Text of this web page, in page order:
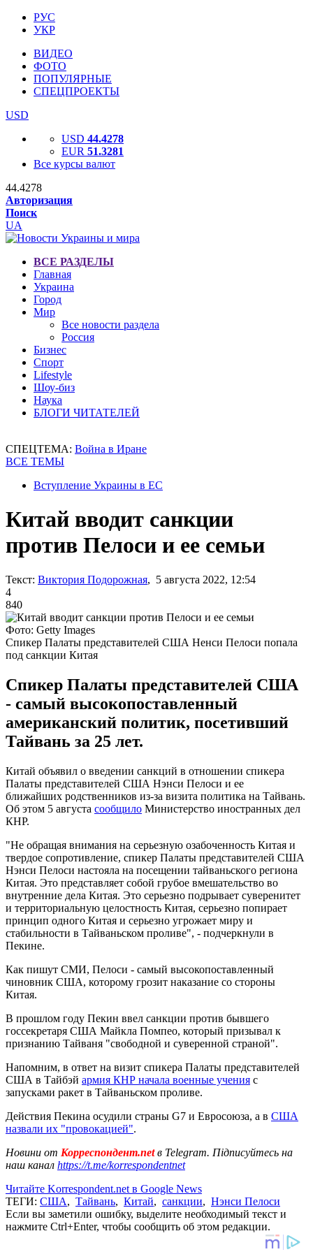
РУС
УКР
ВИДЕО
ФОТО
ПОПУЛЯРНЫЕ
СПЕЦПРОЕКТЫ
USD
USD 44.4278
EUR 51.3281
Все курсы валют
44.4278
Авторизация
Поиск
UA
ВСЕ РАЗДЕЛЫ
Главная
Украина
Город
Мир
Все новости раздела
Россия
Бизнес
Спорт
Lifestyle
Шоу-биз
Наука
БЛОГИ ЧИТАТЕЛЕЙ
СПЕЦТЕМА: Война в Иране
ВСЕ ТЕМЫ
Вступление Украины в ЕС
Китай вводит санкции
против Пелоси и ее семьи
Текст: Виктория Подорожная, 5 августа 2022, 12:54
4
840
Фото: Getty Images
Спикер Палаты представителей США Ненси Пелоси попала
под санкции Китая
Спикер Палаты представителей США
- самый высокопоставленный
американский политик, посетивший
Тайвань за 25 лет.
Китай объявил о введении санкций в отношении спикера
Палаты представителей США Нэнси Пелоси и ее
ближайших родственников из-за визита политика на Тайвань.
Об этом 5 августа сообщило Министерство иностранных дел
КНР.
"Не обращая внимания на серьезную озабоченность Китая и
твердое сопротивление, спикер Палаты представителей США
Нэнси Пелоси настояла на посещении тайваньского региона
Китая. Это представляет собой грубое вмешательство во
внутренние дела Китая. Это серьезно подрывает суверенитет
и территориальную целостность Китая, серьезно попирает
принцип одного Китая и серьезно угрожает миру и
стабильности в Тайваньском проливе", - подчеркнули в
Пекине.
Как пишут СМИ, Пелоси - самый высокопоставленный
чиновник США, которому грозит наказание со стороны
Китая.
В прошлом году Пекин ввел санкции против бывшего
госсекретаря США Майкла Помпео, который призывал к
признанию Тайваня "свободной и суверенной страной".
Напомним, в ответ на визит спикера Палаты представителей
США в Тайбэй армия КНР начала военные учения с
запусками ракет в Тайваньском проливе.
Действия Пекина осудили страны G7 и Евросоюза, а в США
назвали их "провокацией".
Новини от Корреспондент.netв Telegram. Підписуйтесь на
наш канал https://t.me/korrespondentnet
Читайте Korrespondent.net в Google News
ТЕГИ: США, Тайвань, Китай, санкции, Нэнси Пелоси
Если вы заметили ошибку, выделите необходимый текст и
нажмите Ctrl+Enter, чтобы сообщить об этом редакции.